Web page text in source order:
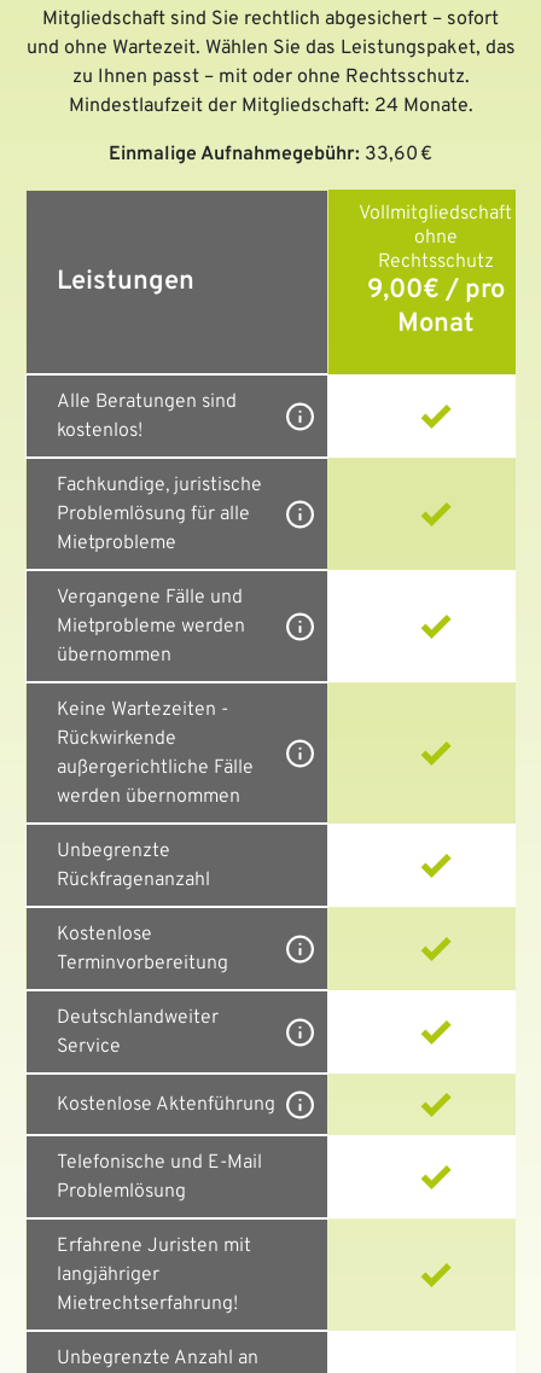
Mitgliedschaft sind Sie rechtlich abgesichert – sofort
und ohne Wartezeit. Wählen Sie das Leistungspaket, das
zu Ihnen passt – mit oder ohne Rechtsschutz.
Mindestlaufzeit der Mitgliedschaft: 24 Monate.
Einmalige Aufnahmegebühr: 33,60 €
Leistungen
Vollmitgliedschaft
ohne
Rechtsschutz
9,00€ / pro
Monat
Alle Beratungen sind
kostenlos!
Fachkundige, juristische
Problemlösung für alle
Mietprobleme
Vergangene Fälle und
Mietprobleme werden
übernommen
Keine Wartezeiten -
Rückwirkende
außergerichtliche Fälle
werden übernommen
Unbegrenzte
Rückfragenanzahl
Kostenlose
Terminvorbereitung
Deutschlandweiter
Service
Kostenlose Aktenführung
Telefonische und E-Mail
Problemlösung
Erfahrene Juristen mit
langjähriger
Mietrechtserfahrung!
Unbegrenzte Anzahl an